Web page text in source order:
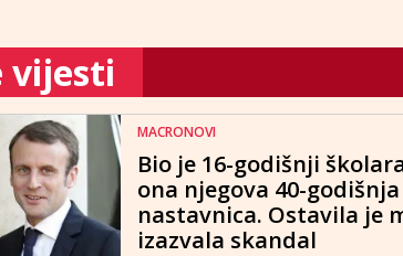
vijesti
MACRONOVI
Bio je 16-godišnji
ona njegova 40-godišnja
nastavnica. Ostavila je
izazvala skandal